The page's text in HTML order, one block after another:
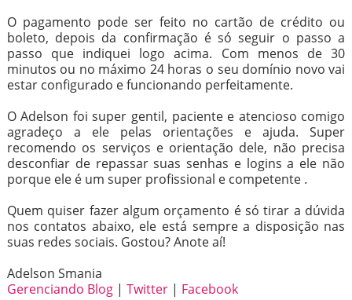
O pagamento pode ser feito no cartão de crédito ou
boleto, depois da confirmação é só seguir o passo a
passo que indiquei logo acima. Com menos de 30
minutos ou no máximo 24 horas o seu domínio novo vai
estar configurado e funcionando perfeitamente.
O Adelson foi super gentil, paciente e atencioso comigo
agradeço a ele pelas orientações e ajuda. Super
recomendo os serviços e orientação dele, não precisa
desconfiar de repassar suas senhas e logins a ele não
porque ele é um super profissional e competente .
Quem quiser fazer algum orçamento é só tirar a dúvida
nos contatos abaixo, ele está sempre a disposição nas
suas redes sociais. Gostou? Anote aí!
Adelson Smania
Gerenciando Blog| Twitter| Facebook